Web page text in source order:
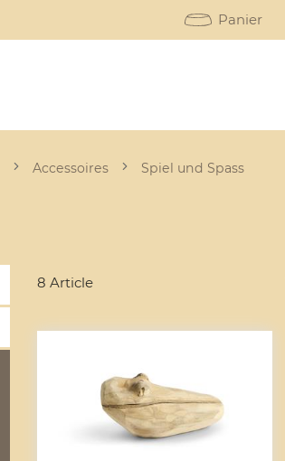
Panier
Accessoires Spiel und Spass
8 Article